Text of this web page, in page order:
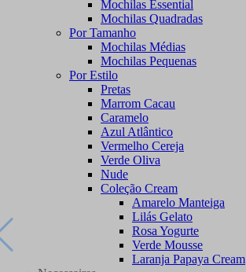
Mochilas Essential
Mochilas Quadradas
Por Tamanho
Mochilas Médias
Mochilas Pequenas
Por Estilo
Pretas
Marrom Cacau
Caramelo
Azul Atlântico
Vermelho Cereja
Verde Oliva
Nude
Coleção Cream
Amarelo Manteiga
Lilás Gelato
Rosa Yogurte
Verde Mousse
Laranja Papaya Cream